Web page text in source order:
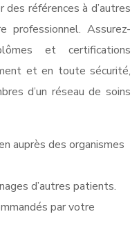
références à d’autres
professionnel. Assurez-
et certifications
et en toute sécurité,
d’un réseau de soins
auprès des organismes
d’autres patients.
par votre